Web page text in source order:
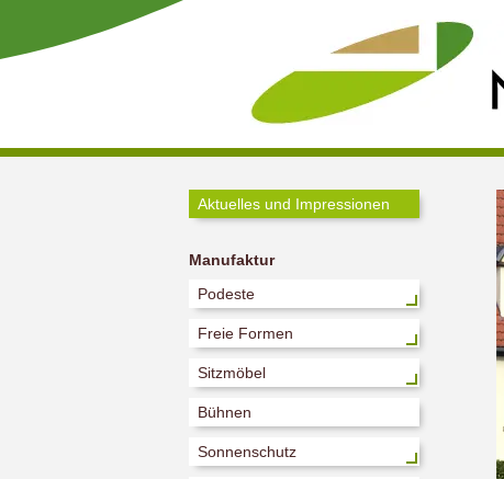
Aktuelles und Impressionen
Manufaktur
Podeste
Freie Formen
Sitzmöbel
Bühnen
Sonnenschutz